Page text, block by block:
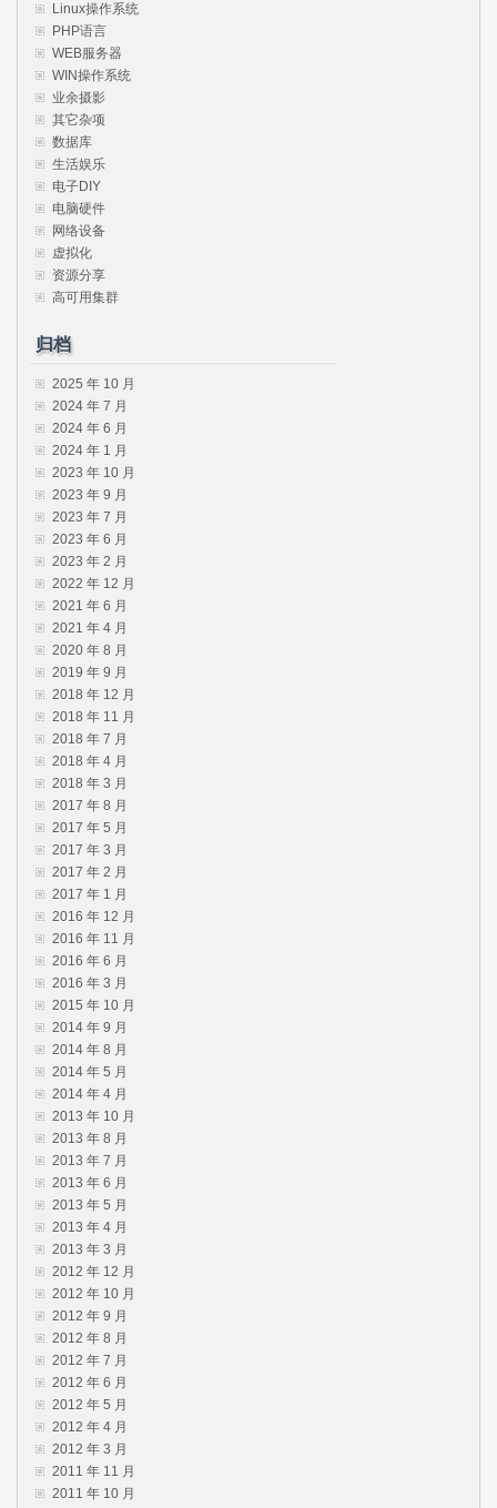
Linux操作系统
PHP语言
WEB服务器
WIN操作系统
业余摄影
其它杂项
数据库
生活娱乐
电子DIY
电脑硬件
网络设备
虚拟化
资源分享
高可用集群
归档
2025 年 10 月
2024 年 7 月
2024 年 6 月
2024 年 1 月
2023 年 10 月
2023 年 9 月
2023 年 7 月
2023 年 6 月
2023 年 2 月
2022 年 12 月
2021 年 6 月
2021 年 4 月
2020 年 8 月
2019 年 9 月
2018 年 12 月
2018 年 11 月
2018 年 7 月
2018 年 4 月
2018 年 3 月
2017 年 8 月
2017 年 5 月
2017 年 3 月
2017 年 2 月
2017 年 1 月
2016 年 12 月
2016 年 11 月
2016 年 6 月
2016 年 3 月
2015 年 10 月
2014 年 9 月
2014 年 8 月
2014 年 5 月
2014 年 4 月
2013 年 10 月
2013 年 8 月
2013 年 7 月
2013 年 6 月
2013 年 5 月
2013 年 4 月
2013 年 3 月
2012 年 12 月
2012 年 10 月
2012 年 9 月
2012 年 8 月
2012 年 7 月
2012 年 6 月
2012 年 5 月
2012 年 4 月
2012 年 3 月
2011 年 11 月
2011 年 10 月